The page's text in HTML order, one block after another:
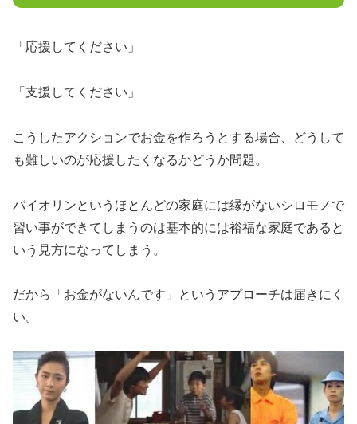
「応援してください」
「支援してください」
こうしたアクションでお金を作ろうとする場合、どうして
も難しいのが応援したくなるかどうか問題。
バイオリンというほとんどの家庭には縁がないシロモノで
習い事ができてしまうのは基本的には裕福な家庭であると
いう見方になってしまう。
だから「お金がないんです」というアプローチは届きにく
い。